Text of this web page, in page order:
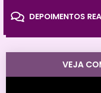
DEPOIMENTOS
VEJA